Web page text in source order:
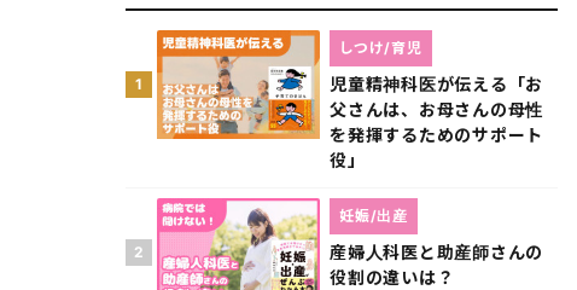
1
児童精神科医が伝える「お
父さんは、お母さんの母性
を発揮するためのサポート
役」
しつけ/育児
2
産婦人科医と助産師さんの
役割の違いは？
妊娠/出産